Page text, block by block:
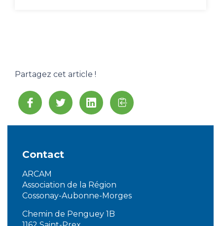
Partagez cet article !
Contact
ARCAM
Association de la Région
Cossonay-Aubonne-Morges
Chemin de Penguey 1B